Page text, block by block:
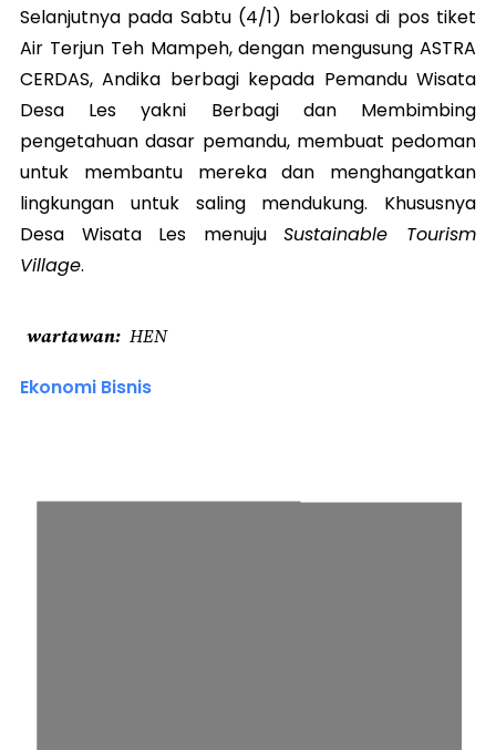
Selanjutnya pada Sabtu (4/1) berlokasi di pos tiket
Air Terjun Teh Mampeh, dengan mengusung ASTRA
CERDAS, Andika berbagi kepada Pemandu Wisata
Desa Les yakni Berbagi dan Membimbing
pengetahuan dasar pemandu, membuat pedoman
untuk membantu mereka dan menghangatkan
lingkungan untuk saling mendukung. Khususnya
Desa Wisata Les menujuSustainable Tourism
Village.
wartawan HEN
Ekonomi Bisnis